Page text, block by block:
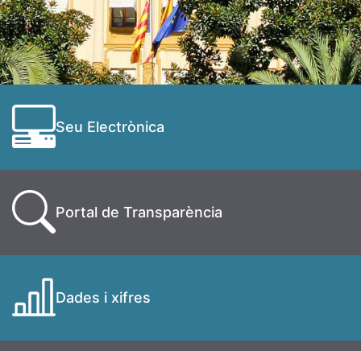
Seu Electrònica
Portal de Transparència
Dades i xifres